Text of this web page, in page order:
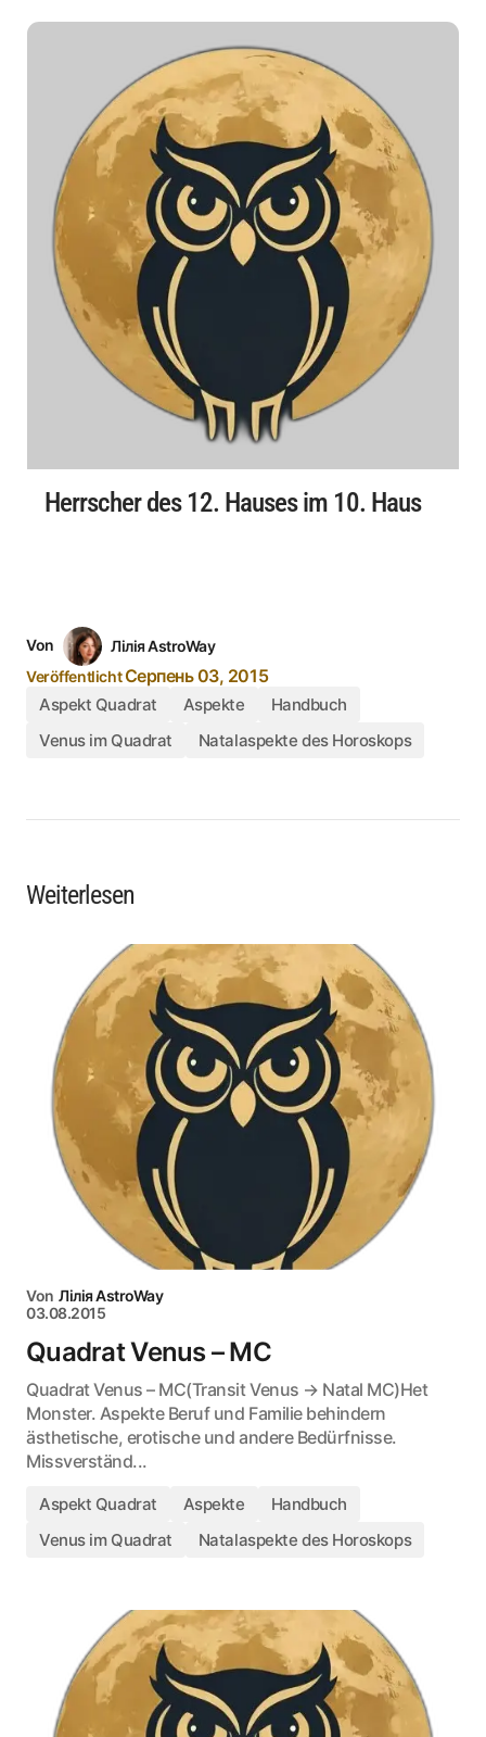
Herrscher des 12. Hauses im 10. Haus
Von
Лілія AstroWay
VeröffentlichtСерпень 03, 2015
Aspekt Quadrat Aspekte
Handbuch
Venus im Quadrat
Natalaspekte des Horoskops
Weiterlesen
Von Лілія AstroWay
03.08.2015
Quadrat Venus – MC
Quadrat Venus – MC(Transit Venus → Natal MC)Het
Monster. Aspekte Beruf und Familie behindern
ästhetische, erotische und andere Bedürfnisse.
Missverständ...
Aspekt Quadrat Aspekte
Handbuch
Venus im Quadrat
Natalaspekte des Horoskops